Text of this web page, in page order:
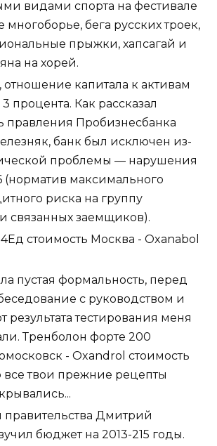
видами спорта на фестивале
многоборье, бега русских троек,
прыжки, хапсагай и
на хорей.
отношение капитала к активам
процента. Как рассказал
правления Пробизнесбанка
банк был исключен из-
проблемы — нарушения
(норматив максимального
риска на группу
связанных заемщиков).
стоимость Москва - Oxanabol
пустая формальность, перед
с руководством и
результата тестирования меня
Тренболон форте 200
- Oxandrol стоимость
все твои прежние рецепты
правительства Дмитрий
бюджет на 2013-215 годы.